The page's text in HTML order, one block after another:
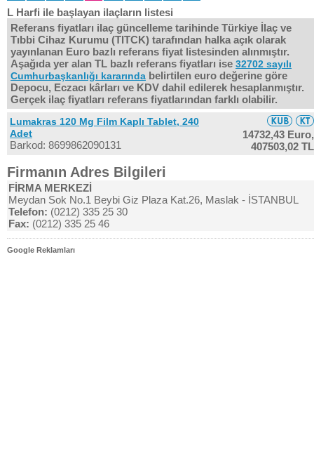
L Harfi ile başlayan ilaçların listesi
Referans fiyatları ilaç güncelleme tarihinde Türkiye İlaç ve
Tıbbi Cihaz Kurumu (TITCK) tarafından halka açık olarak
yayınlanan Euro bazlı referans fiyat listesinden alınmıştır.
Aşağıda yer alan TL bazlı referans fiyatları ise 32702 sayılı
Cumhurbaşkanlığı kararında belirtilen euro değerine göre
Depocu, Eczacı kârları ve KDV dahil edilerek hesaplanmıştır.
Gerçek ilaç fiyatları referans fiyatlarından farklı olabilir.
Lumakras 120 Mg Film Kaplı Tablet, 240
Adet
Barkod: 8699862090131
14732,43 Euro,
407503,02 TL
Firmanın Adres Bilgileri
FİRMA MERKEZİ
Meydan Sok No.1 Beybi Giz Plaza Kat.26, Maslak - İSTANBUL
Telefon: (0212) 335 25 30
Fax: (0212) 335 25 46
Google Reklamları